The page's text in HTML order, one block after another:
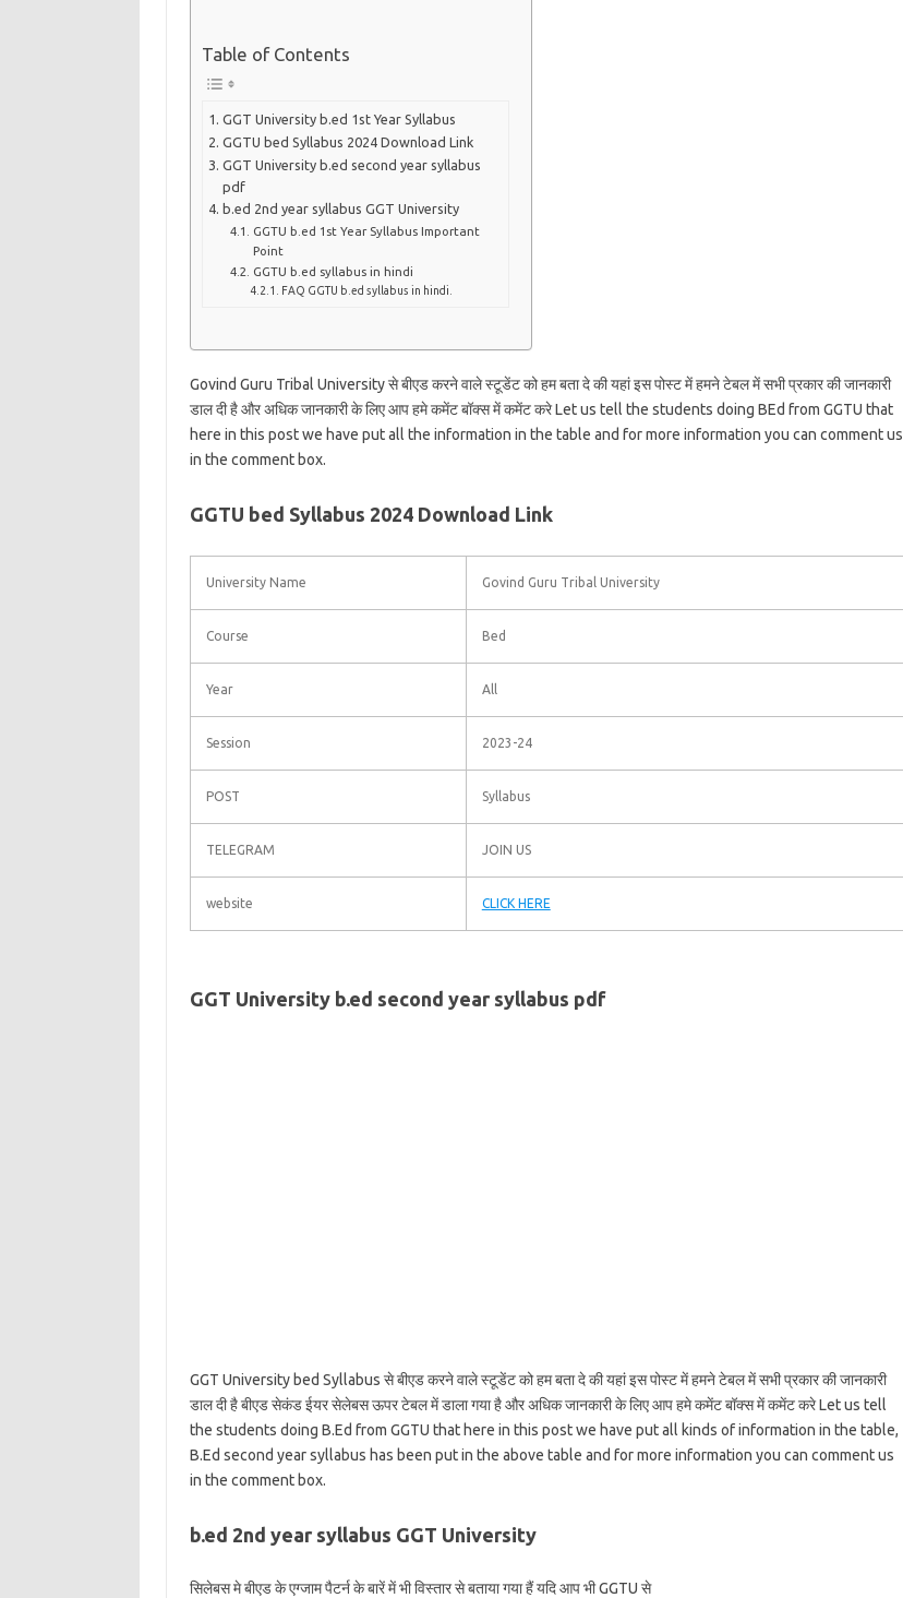
Table of Contents
GGT University b.ed 1st Year Syllabus
GGTU bed Syllabus 2024 Download Link
GGT University b.ed second year syllabus
pdf
b.ed 2nd year syllabus GGT University
GGTU b.ed 1st Year Syllabus Important
Point
GGTU b.ed syllabus in hindi
FAQ GGTU b.ed syllabus in hindi.
Govind Guru Tribal University से बीएड करने वाले स्टूडेंट को हम बता दे की यहां इस पोस्ट में हमने टेबल में सभी प्रकार की जानकारी
डाल दी है और अधिक जानकारी के लिए आप हमे कमेंट बॉक्स में कमेंट करे Let us tell the students doing BEd from GGTU that
here in this post we have put all the information in the table and for more information you can comment us
in the comment box.
GGTU bed Syllabus 2024 Download Link
University Name Govind Guru Tribal University
Course Bed
Year All
Session 2023-24
POST Syllabus
TELEGRAM JOIN US
website CLICK HERE
GGT University b.ed second year syllabus pdf
GGT University bed Syllabus से बीएड करने वाले स्टूडेंट को हम बता दे की यहां इस पोस्ट में हमने टेबल में सभी प्रकार की जानकारी
डाल दी है बीएड सेकंड ईयर सेलेबस ऊपर टेबल में डाला गया है और अधिक जानकारी के लिए आप हमे कमेंट बॉक्स में कमेंट करे Let us tell
the students doing B.Ed from GGTU that here in this post we have put all kinds of information in the table,
B.Ed second year syllabus has been put in the above table and for more information you can comment us
in the comment box.
b.ed 2nd year syllabus GGT University
सिलेबस मे बीएड के एग्जाम पैटर्न के बारें में भी विस्तार से बताया गया हैं यदि आप भी GGTU से